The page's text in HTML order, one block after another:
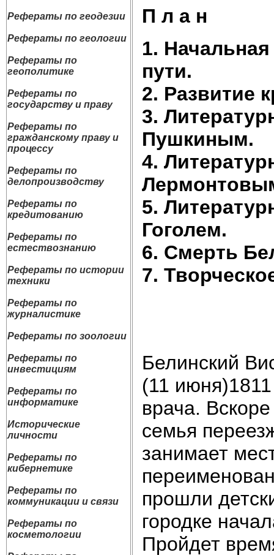
Рефераты по геодезии
Рефераты по геологии
Рефераты по
геополитике
Рефераты по
государству и праву
Рефераты по
гражданскому праву и
процессу
Рефераты по
делопроизводству
Рефераты по
кредитованию
Рефераты по
естествознанию
Рефераты по истории
техники
Рефераты по
журналистике
Рефераты по зоологии
Рефераты по
инвестициям
Рефераты по
информатике
Исторические
личности
Рефераты по
кибернетике
Рефераты по
коммуникации и связи
Рефераты по
косметологии
П л а н
1. Начальная
пути.
2. Развитие
3.
Пушкиным.
4.
5.
Гоголем.
6. Смерть
7.
Белинский
(11
врача.
семья
занимает
прошли
городке
Пройдет